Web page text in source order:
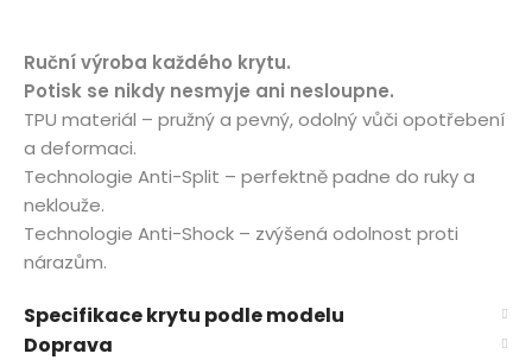
Ruční výroba každého krytu.
Potisk se nikdy nesmyje ani nesloupne.
TPU materiál – pružný a pevný, odolný vůči opotřebení
a deformaci.
Technologie Anti-Split – perfektně padne do ruky a
neklouže.
Technologie Anti-Shock – zvýšená odolnost proti
nárazům.
Specifikace krytu podle modelu
Doprava